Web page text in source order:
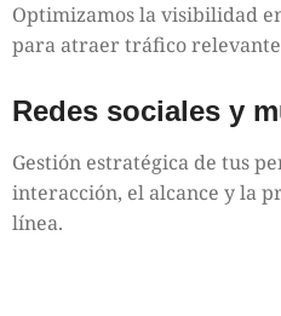
Optimizamos la visibilidad
para atraer tráfico
Redes sociales y
Gestión estratégica de tus
interacción, el alcance y la
línea.